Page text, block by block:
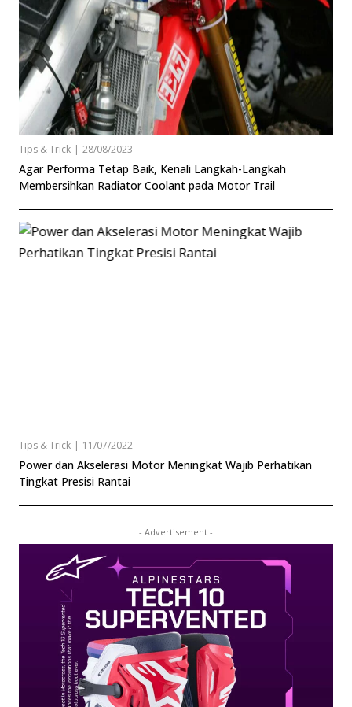
Tips & Trick | 28/08/2023
Agar Performa Tetap Baik, Kenali Langkah-Langkah
Membersihkan Radiator Coolant pada Motor Trail
Tips & Trick | 11/07/2022
Power dan Akselerasi Motor Meningkat Wajib Perhatikan
Tingkat Presisi Rantai
- Advertisement -